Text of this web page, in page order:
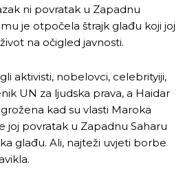
ni povratak u Zapadnu
je otpočela štrajk glađu koji joj
na očigled javnosti.
aktivisti, nobelovci, celebrityiji,
UN za ljudska prava, a Haidar
kad su vlasti Maroka
joj povratak u Zapadnu Saharu
glađu. Ali, najteži uvjeti borbe